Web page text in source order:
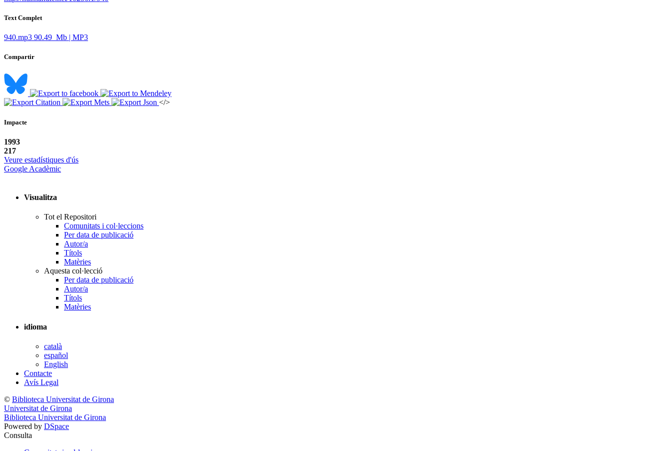
Text Complet
940.mp3 90.49 Mb | MP3
Compartir
</>
Impacte
1993
217
Veure estadístiques d'ús
Google Acadèmic
Visualitza
Tot el Repositori
Comunitats i col·leccions
Per data de publicació
Autor/a
Títols
Matèries
Aquesta col·lecció
Per data de publicació
Autor/a
Títols
Matèries
idioma
català
español
English
Contacte
Avís Legal
© Biblioteca Universitat de Girona
Universitat de Girona
Biblioteca Universitat de Girona
Powered by DSpace
Consulta